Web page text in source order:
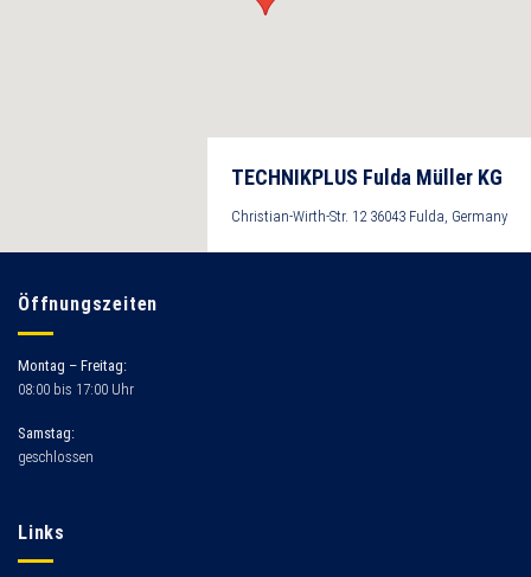
TECHNIKPLUS Fulda Müller KG
Christian-Wirth-Str. 12 36043 Fulda, Germany
Öffnungszeiten
Montag – Freitag:
08:00 bis 17:00 Uhr
Samstag:
geschlossen
Links